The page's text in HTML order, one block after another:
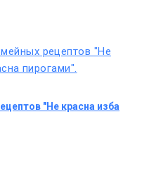
"Не красна изба